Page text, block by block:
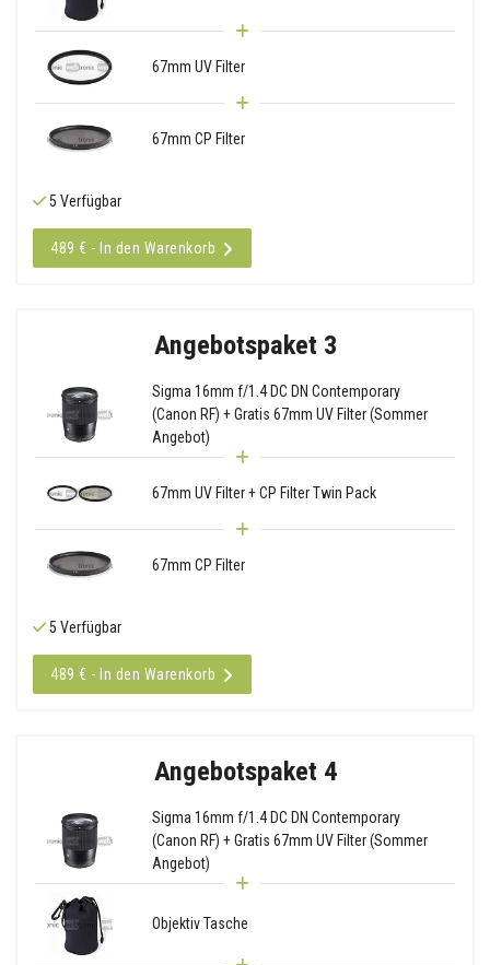
67mm UV Filter
67mm CP Filter
5 Verfügbar
489 € - In den Warenkorb
Angebotspaket 3
Sigma 16mm f/1.4 DC DN Contemporary
(Canon RF) + Gratis 67mm UV Filter (Sommer
Angebot)
67mm UV Filter + CP Filter Twin Pack
67mm CP Filter
5 Verfügbar
489 € - In den Warenkorb
Angebotspaket 4
Sigma 16mm f/1.4 DC DN Contemporary
(Canon RF) + Gratis 67mm UV Filter (Sommer
Angebot)
Objektiv Tasche